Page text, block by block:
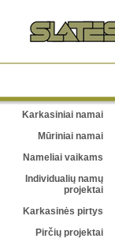
Karkasiniai namai
Mūriniai namai
Nameliai vaikams
Individualių namų
projektai
Karkasinės pirtys
Pirčių projektai